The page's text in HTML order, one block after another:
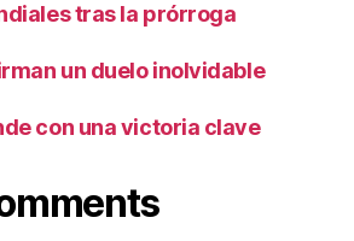
tras la prórroga
un duelo inolvidable
con una victoria clave